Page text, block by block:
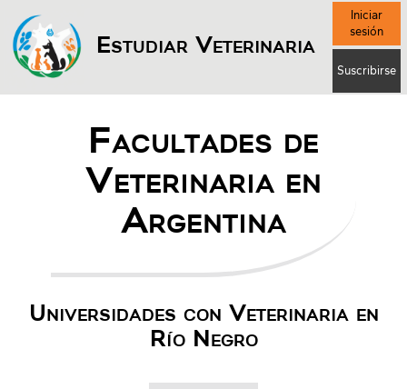
Estudiar Veterinaria
Iniciar
sesión
Suscribirse
Facultades de
Veterinaria en
Argentina
Universidades con Veterinaria en
Río Negro